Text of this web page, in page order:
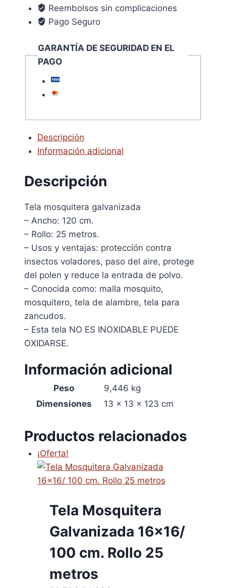
Metros
Reembolsos sin complicaciones
Pago Seguro
GARANTÍA DE SEGURIDAD EN EL
PAGO
Descripción
Información adicional
Descripción
Tela mosquitera galvanizada
– Ancho: 120 cm.
– Rollo: 25 metros.
– Usos y ventajas: protección contra
insectos voladores, paso del aire, protege
del polen y reduce la entrada de polvo.
– Conocida como: malla mosquito,
mosquitero, tela de alambre, tela para
zancudos.
– Esta tela NO ES INOXIDABLE PUEDE
OXIDARSE.
Información adicional
Peso
9,446 kg
Dimensiones
13 × 13 × 123 cm
Productos relacionados
¡Oferta!
Tela Mosquitera
Galvanizada 16×16/
100 cm. Rollo 25
metros